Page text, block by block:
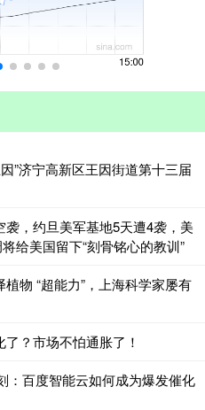
”济宁高新区王因街道第十三届
，约旦美军基地5天遭4袭，美
给美国留下“刻骨铭心的教训”
物 “超能力”，上海科学家屡有
？市场不怕通胀了！
：百度智能云如何成为爆发催化